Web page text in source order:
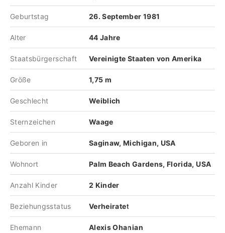
Geburtstag 26. September 1981
Alter 44 Jahre
Staatsbürgerschaft Vereinigte Staaten von Amerika
Größe 1,75 m
Geschlecht Weiblich
Sternzeichen Waage
Geboren in Saginaw, Michigan, USA
Wohnort Palm Beach Gardens, Florida, USA
Anzahl Kinder 2 Kinder
Beziehungsstatus Verheiratet
Ehemann Alexis Ohanian